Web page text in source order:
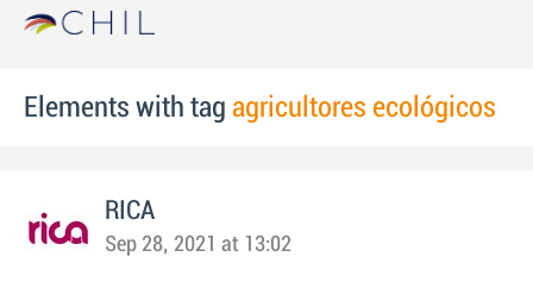
Elements with tag agricultores ecológicos
RICA
Sep 28, 2021 at 13:02